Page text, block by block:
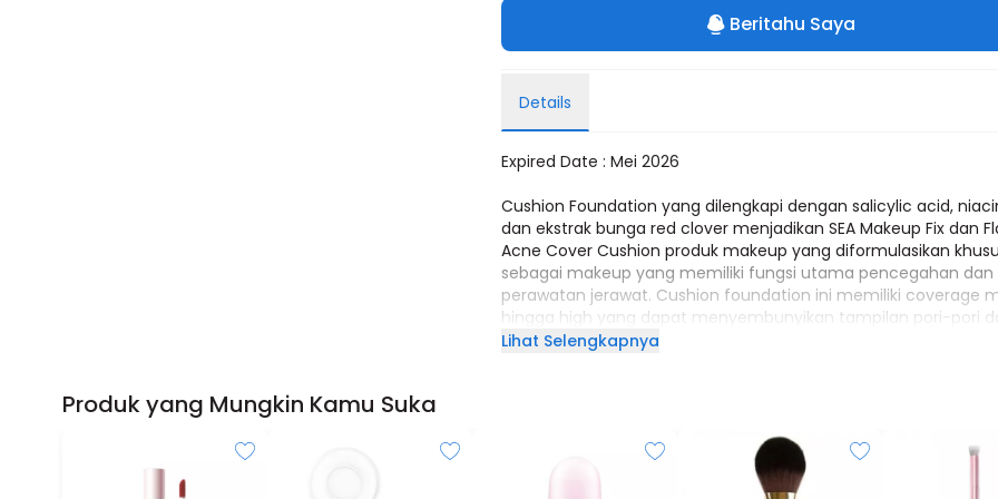
Beritahu Saya
Details
Expired Date : Mei 2026
Cushion Foundation yang dilengkapi dengan salicylic acid,
dan ekstrak bunga red clover menjadikan SEA Makeup Fix dan
Acne Cover Cushion produk makeup yang diformulasikan
sebagai makeup yang memiliki fungsi utama pencegahan dan
perawatan jerawat. Cushion foundation ini memiliki coverage
hingga high yang dapat menyembunyikan tampilan pori-pori
halus dengan Skin Matte Finish dengan formula tahan lama
teroksidasi meski digunakan seharian. Dengan tiga pilihan
yang cocok untuk kulit undertone cool, Fawn untuk undertone
Lihat Selengkapnya
Produk yang Mungkin Kamu Suka